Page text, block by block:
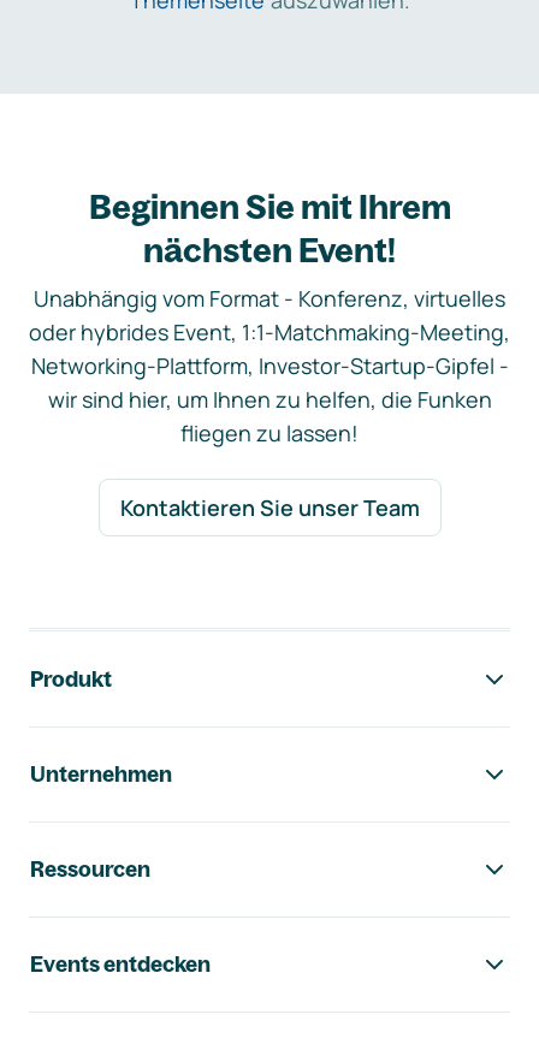
Beginnen Sie mit Ihrem
nächsten Event!
Unabhängig vom Format - Konferenz, virtuelles
oder hybrides Event, 1:1-Matchmaking-Meeting,
Networking-Plattform, Investor-Startup-Gipfel -
wir sind hier, um Ihnen zu helfen, die Funken
fliegen zu lassen!
Kontaktieren Sie unser Team
Produkt
Unternehmen
Ressourcen
Events entdecken